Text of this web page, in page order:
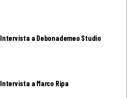
Intervista a Debonademeo Studio
Intervista a Marco Ripa